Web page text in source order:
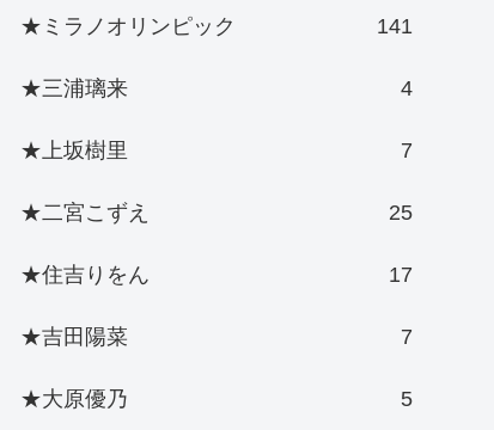
★ミラノオリンピック 141
★三浦璃来 4
★上坂樹里 7
★二宮こずえ 25
★住吉りをん 17
★吉田陽菜 7
★大原優乃 5